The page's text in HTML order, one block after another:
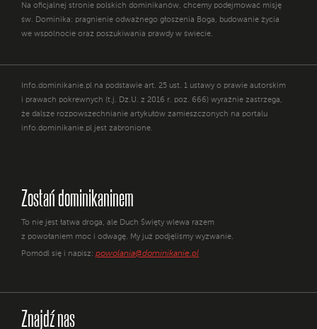
Na oficjalnej stronie polskich dominikanów, chcemy podejmować misję
św. Dominika: pragnienie odważnego głoszenia Boga, budowanie życia
we wspólnocie oraz poszukiwania prawdy w świecie.
Info.dominikanie.pl na podstawie art. 25 ust. 1 ustawy o prawie autorskim
i prawach pokrewnych (t.j. Dz.U. z 2016 r. poz. 666) wyraźnie zastrzega,
że dalsze rozpowszechnianie artykułów zamieszczonych na portalu
info.dominikanie.pl jest zabronione.
Zostań dominikaninem
To nie jest łatwa droga, ale Duch Święty wlewa razem
z powołaniem moc i odwagę. My już podjęliśmy wyzwanie.
Pomódl się i napisz: powolania@dominikanie.pl
Znajdź nas